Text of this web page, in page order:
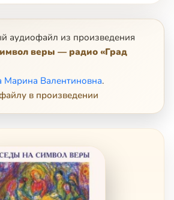
аудиофайл из произведения
веры — радио «Град
Марина Валентиновна.
в произведении